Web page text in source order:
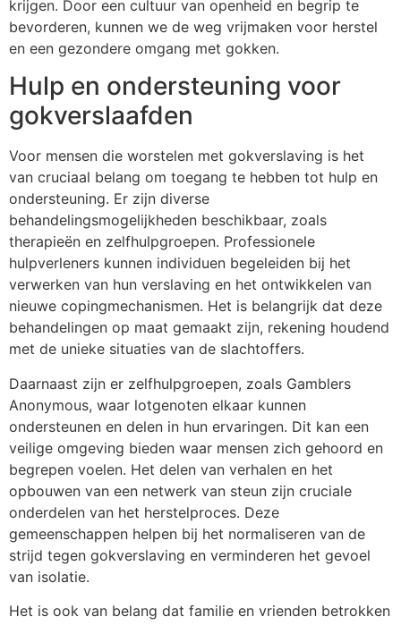
krijgen. Door een cultuur van openheid en begrip te
bevorderen, kunnen we de weg vrijmaken voor herstel
en een gezondere omgang met gokken.
Hulp en ondersteuning voor
gokverslaafden
Voor mensen die worstelen met gokverslaving is het
van cruciaal belang om toegang te hebben tot hulp en
ondersteuning. Er zijn diverse
behandelingsmogelijkheden beschikbaar, zoals
therapieën en zelfhulpgroepen. Professionele
hulpverleners kunnen individuen begeleiden bij het
verwerken van hun verslaving en het ontwikkelen van
nieuwe copingmechanismen. Het is belangrijk dat deze
behandelingen op maat gemaakt zijn, rekening houdend
met de unieke situaties van de slachtoffers.
Daarnaast zijn er zelfhulpgroepen, zoals Gamblers
Anonymous, waar lotgenoten elkaar kunnen
ondersteunen en delen in hun ervaringen. Dit kan een
veilige omgeving bieden waar mensen zich gehoord en
begrepen voelen. Het delen van verhalen en het
opbouwen van een netwerk van steun zijn cruciale
onderdelen van het herstelproces. Deze
gemeenschappen helpen bij het normaliseren van de
strijd tegen gokverslaving en verminderen het gevoel
van isolatie.
Het is ook van belang dat familie en vrienden betrokken